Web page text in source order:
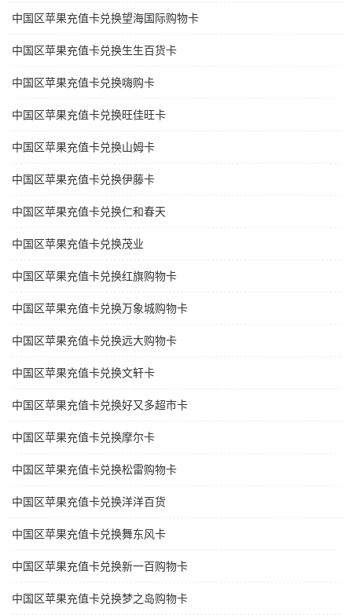
中国区苹果充值卡兑换望海国际购物卡
中国区苹果充值卡兑换生生百货卡
中国区苹果充值卡兑换嗨购卡
中国区苹果充值卡兑换旺佳旺卡
中国区苹果充值卡兑换山姆卡
中国区苹果充值卡兑换伊藤卡
中国区苹果充值卡兑换仁和春天
中国区苹果充值卡兑换茂业
中国区苹果充值卡兑换红旗购物卡
中国区苹果充值卡兑换万象城购物卡
中国区苹果充值卡兑换远大购物卡
中国区苹果充值卡兑换文轩卡
中国区苹果充值卡兑换好又多超市卡
中国区苹果充值卡兑换摩尔卡
中国区苹果充值卡兑换松雷购物卡
中国区苹果充值卡兑换洋洋百货
中国区苹果充值卡兑换舞东风卡
中国区苹果充值卡兑换新一百购物卡
中国区苹果充值卡兑换梦之岛购物卡